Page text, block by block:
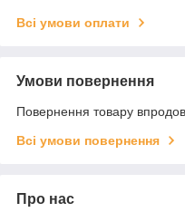
Всі умови оплати
Умови повернення
Повернення товару
Всі умови повернення
Про нас